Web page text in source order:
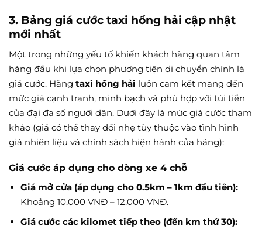
3. Bảng giá cước taxi hồng hải cập nhật
mới nhất
Một trong những yếu tố khiến khách hàng quan tâm
hàng đầu khi lựa chọn phương tiện di chuyển chính là
giá cước. Hãng taxi hồng hải luôn cam kết mang đến
mức giá cạnh tranh, minh bạch và phù hợp với túi tiền
của đại đa số người dân. Dưới đây là mức giá cước tham
khảo (giá có thể thay đổi nhẹ tùy thuộc vào tình hình
giá nhiên liệu và chính sách hiện hành của hãng):
Giá cước áp dụng cho dòng xe 4 chỗ
Giá mở cửa (áp dụng cho 0.5km – 1km đầu tiên):
Khoảng 10.000 VNĐ – 12.000 VNĐ.
Giá cước các kilomet tiếp theo (đến km thứ 30):